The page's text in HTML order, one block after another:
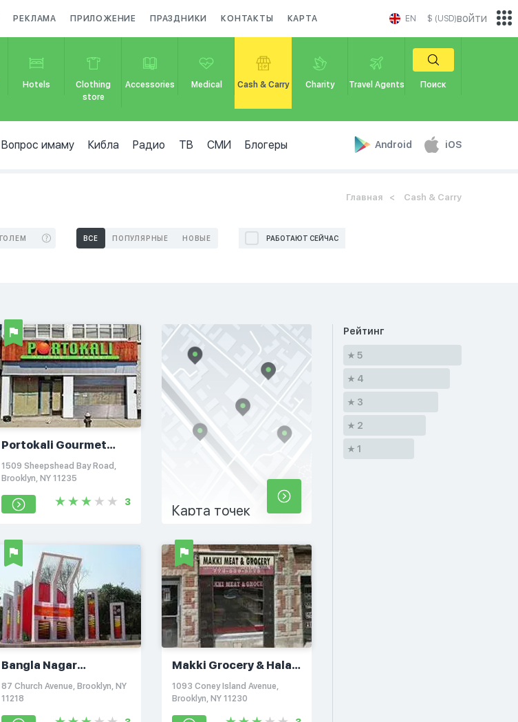
РЕКЛАМА ПРИЛОЖЕНИЕ ПРАЗДНИКИ КОНТАКТЫ КАРТА EN $ (USD)
Hotels
Clothing
store
Accessories Medical Cash & Carry Charity Travel Agents Поиск
Вопрос имаму Кибла Радио ТВ СМИ Блогеры Android iOS
войти
Главная Cash & Carry
ВСЕ ПОПУЛЯРНЫЕ НОВЫЕ РАБОТАЮТ СЕЙЧАС
Portokali Gourmet
Market
1509 Sheepshead Bay Road,
Brooklyn, NY 11235
3
Карта точек
Bangla Nagar
Supermarket
87 Church Avenue, Brooklyn, NY
11218
Makki Grocery & Halal
Meat
1093 Coney Island Avenue,
Brooklyn, NY 11230
Рейтинг
5
4
3
2
1